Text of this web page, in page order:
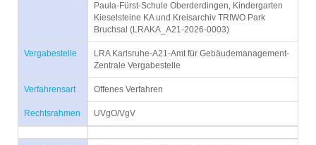
Paula-Fürst-Schule Oberderdingen, Kindergarten
Kieselsteine KA und Kreisarchiv TRIWO Park
Bruchsal (LRAKA_A21-2026-0003)
Vergabestelle
LRA Karlsruhe-A21-Amt für Gebäudemanagement-
Zentrale Vergabestelle
Verfahrensart Offenes Verfahren
Rechtsrahmen UVgO/VgV